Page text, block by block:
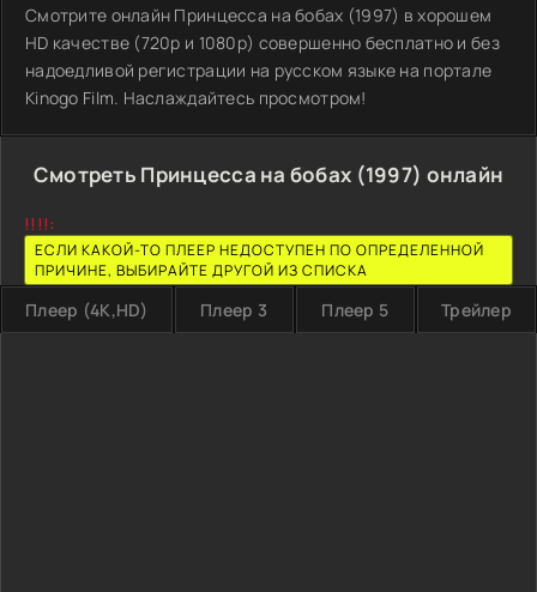
Смотрите онлайн Принцесса на бобах (1997) в хорошем
HD качестве (720p и 1080p) совершенно бесплатно и без
надоедливой регистрации на русском языке на портале
Kinogo Film. Наслаждайтесь просмотром!
Смотреть Принцесса на бобах (1997) онлайн
!!!!:
ЕСЛИ КАКОЙ-ТО ПЛЕЕР НЕДОСТУПЕН ПО ОПРЕДЕЛЕННОЙ
ПРИЧИНЕ, ВЫБИРАЙТЕ ДРУГОЙ ИЗ СПИСКА
Плеер (4K,HD) Плеер 3 Плеер 5 Трейлер